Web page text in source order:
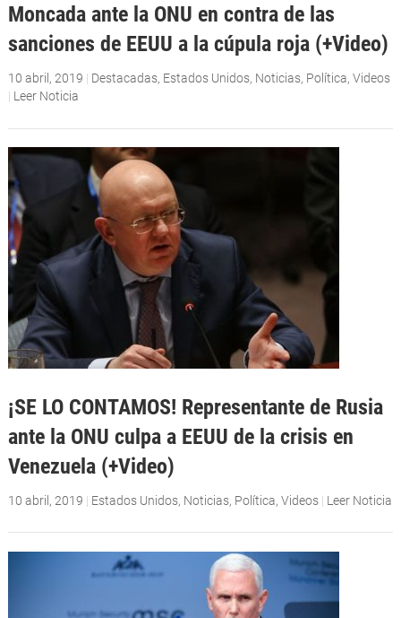
Moncada ante la ONU en contra de las
sanciones de EEUU a la cúpula roja (+Video)
10 abril, 2019 | Destacadas, Estados Unidos, Noticias, Política, Videos
| Leer Noticia
¡SE LO CONTAMOS! Representante de Rusia
ante la ONU culpa a EEUU de la crisis en
Venezuela (+Video)
10 abril, 2019 | Estados Unidos, Noticias, Política, Videos | Leer Noticia